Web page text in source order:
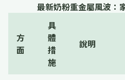
最新奶粉重金屬風波：
方
面
具
體
措
施
說明